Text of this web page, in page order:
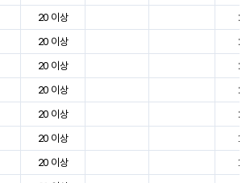
20 이상
20 이상
20 이상
20 이상
20 이상
20 이상
20 이상